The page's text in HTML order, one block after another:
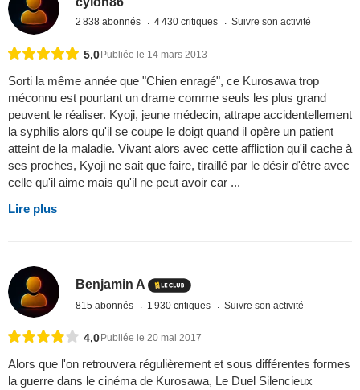
2 838 abonnés 4 430 critiques Suivre son activité
5,0 Publiée le 14 mars 2013
Sorti la même année que "Chien enragé", ce Kurosawa trop
méconnu est pourtant un drame comme seuls les plus grand
peuvent le réaliser. Kyoji, jeune médecin, attrape accidentellement
la syphilis alors qu'il se coupe le doigt quand il opère un patient
atteint de la maladie. Vivant alors avec cette affliction qu'il cache à
ses proches, Kyoji ne sait que faire, tiraillé par le désir d'être avec
celle qu'il aime mais qu'il ne peut avoir car ...
Lire plus
Benjamin A
815 abonnés 1 930 critiques Suivre son activité
4,0 Publiée le 20 mai 2017
Alors que l'on retrouvera régulièrement et sous différentes formes
la guerre dans le cinéma de Kurosawa, Le Duel Silencieux